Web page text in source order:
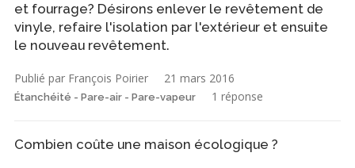
et fourrage? Désirons enlever le revêtement de
vinyle, refaire l'isolation par l'extérieur et ensuite
le nouveau revêtement.
Publié par François Poirier 21 mars 2016
Étanchéité - Pare-air - Pare-vapeur 1 réponse
Combien coûte une maison écologique ?